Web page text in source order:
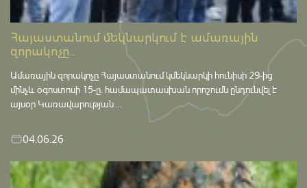
Հայաստանում մեկնարկում է ամառային
զորակոչը...
Ամառային զորակոչը Հայաստանում կմեկնարկի հունիսի 29-ից
մինչև օգոստոսի 15-ը․ համապատասխան որոշումն ընդունվել է
այսօր Կառավարության ...
04.06.26